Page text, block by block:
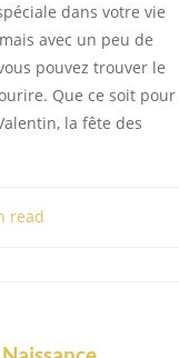
dans votre vie
avec un peu de
pouvez trouver le
Que ce soit pour
la fête des
read